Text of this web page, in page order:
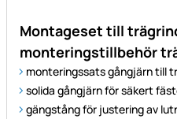
Montageset till
monteringstillbehör
monteringssats gångjärn till
solida gångjärn för säkert
gängstång för justering av